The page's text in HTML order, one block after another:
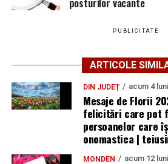
PUBLICITATE
ARTICOLE
DIN JUDEȚ acum 4 luni
Mesaje de Florii
felicitări care pot
persoanelor care
onomastica |
MONDEN acum 12 luni